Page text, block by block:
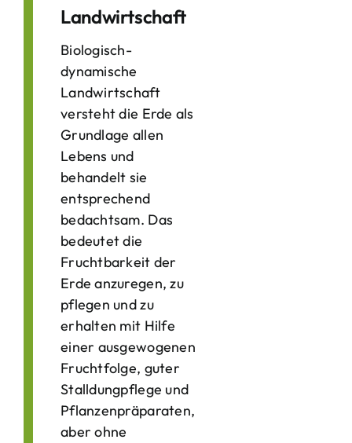
Landwirtschaft
Biologisch-
dynamische
Landwirtschaft
versteht die Erde als
Grundlage allen
Lebens und
behandelt sie
entsprechend
bedachtsam. Das
bedeutet die
Fruchtbarkeit der
Erde anzuregen, zu
pflegen und zu
erhalten mit Hilfe
einer ausgewogenen
Fruchtfolge, guter
Stalldungpflege und
Pflanzenpräparaten,
aber ohne